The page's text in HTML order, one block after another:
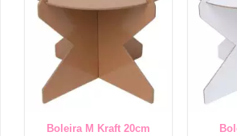
Boleira M Kraft 20cm